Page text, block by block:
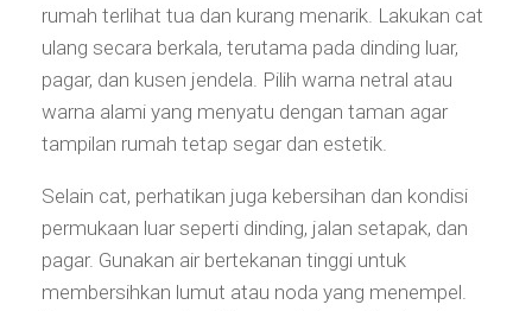
rumah terlihat tua dan kurang menarik. Lakukan cat
ulang secara berkala, terutama pada dinding luar,
pagar, dan kusen jendela. Pilih warna netral atau
warna alami yang menyatu dengan taman agar
tampilan rumah tetap segar dan estetik.
Selain cat, perhatikan juga kebersihan dan kondisi
permukaan luar seperti dinding, jalan setapak, dan
pagar. Gunakan air bertekanan tinggi untuk
membersihkan lumut atau noda yang menempel.